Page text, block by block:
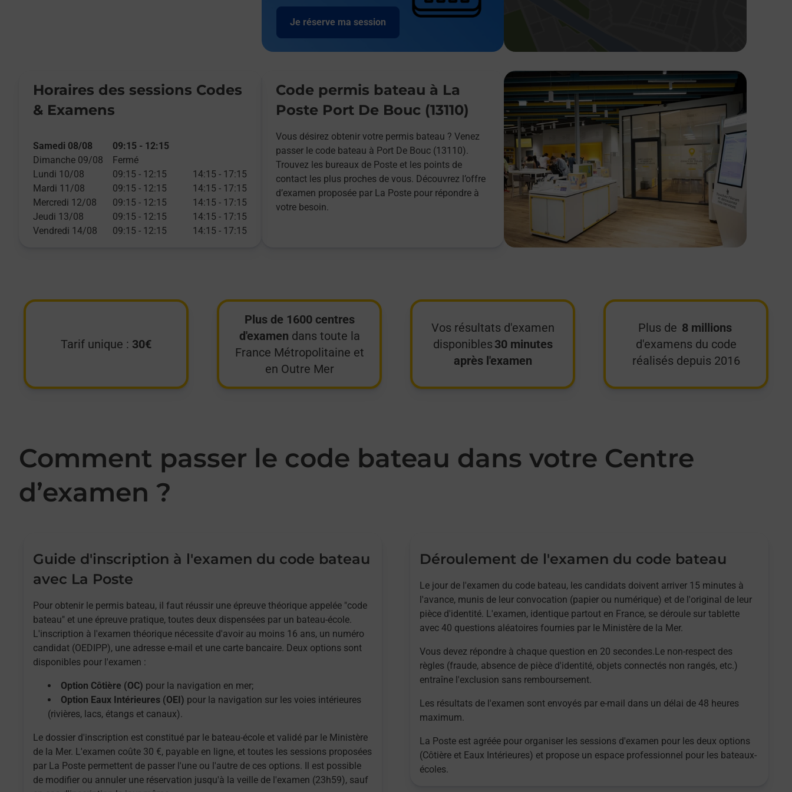
Je réserve ma session
Horaires des sessions Codes
& Examens
Samedi 08/08 09:15 - 12:15
Dimanche 09/08
Fermé
Lundi 10/08
09:15 - 12:15 14:15 - 17:15
Mardi 11/08
09:15 - 12:15 14:15 - 17:15
Mercredi 12/08
09:15 - 12:15 14:15 - 17:15
Jeudi 13/08
09:15 - 12:15 14:15 - 17:15
Vendredi 14/08
09:15 - 12:15 14:15 - 17:15
Code permis bateau à La
Poste Port De Bouc (13110)
Vous désirez obtenir votre permis bateau ? Venez
passer le code bateau à Port De Bouc (13110).
Trouvez les bureaux de Poste et les points de
contact les plus proches de vous. Découvrez l’offre
d’examen proposée par La Poste pour répondre à
votre besoin.
Tarif unique : 30€
Plus de 1600 centres
d'examen dans toute la
France Métropolitaine et
en Outre Mer
Vos résultats d'examen
disponibles 30 minutes
après l'examen
Plus de 8 millions
d'examens du code
réalisés depuis 2016
Comment passer le code bateau dans votre Centre
d’examen ?
Guide d'inscription à l'examen du code bateau
avec La Poste
Pour obtenir le permis bateau, il faut réussir une épreuve théorique appelée "code
bateau" et une épreuve pratique, toutes deux dispensées par un bateau-école.
L'inscription à l'examen théorique nécessite d'avoir au moins 16 ans, un numéro
candidat (OEDIPP), une adresse e-mail et une carte bancaire. Deux options sont
disponibles pour l'examen :
Option Côtière (OC) pour la navigation en mer;
Option Eaux Intérieures (OEI) pour la navigation sur les voies intérieures
(rivières, lacs, étangs et canaux).
Le dossier d'inscription est constitué par le bateau-école et validé par le Ministère
de la Mer. L'examen coûte 30 €, payable en ligne, et toutes les sessions proposées
par La Poste permettent de passer l'une ou l'autre de ces options. Il est possible
de modifier ou annuler une réservation jusqu'à la veille de l'examen (23h59), sauf
Déroulement de l'examen du code bateau
Le jour de l'examen du code bateau, les candidats doivent arriver 15 minutes à
l'avance, munis de leur convocation (papier ou numérique) et de l'original de leur
pièce d'identité. L'examen, identique partout en France, se déroule sur tablette
avec 40 questions aléatoires fournies par le Ministère de la Mer.
Vous devez répondre à chaque question en 20 secondes.Le non-respect des
règles (fraude, absence de pièce d'identité, objets connectés non rangés, etc.)
entraîne l'exclusion sans remboursement.
Les résultats de l'examen sont envoyés par e-mail dans un délai de 48 heures
maximum.
La Poste est agréée pour organiser les sessions d'examen pour les deux options
(Côtière et Eaux Intérieures) et propose un espace professionnel pour les bateaux-
écoles.